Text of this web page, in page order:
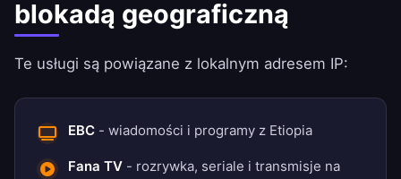
blokadą geograficzną
Te usługi są powiązane z lokalnym adresem IP:
EBC - wiadomości i programy z Etiopia
Fana TV - rozrywka, seriale i transmisje na